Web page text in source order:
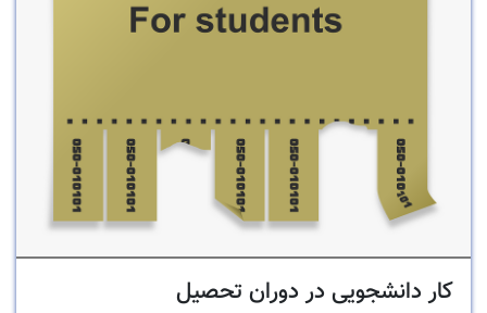
کار دانشجویی در دوران تحصیل